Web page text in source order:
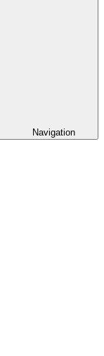
Navigation